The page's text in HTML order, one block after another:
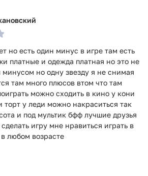
но есть один минус в игре там есть
платные и одежда платная но это не
но одну звезду я не снимая
там много плюсов втом что там
можно сходить в кино у кони
торт у леди можно накраситься так
и под мультик бфф лучшие друзья
игру мне нравиться играть в
любом возрасте